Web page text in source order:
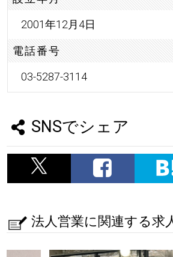
2001年12月4日
電話番号
03-5287-3114
SNSでシェア
法人営業に関連する求